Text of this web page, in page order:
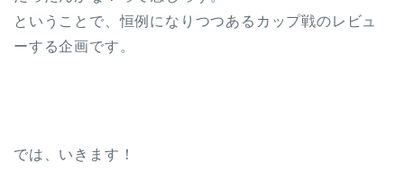
ということで、恒例になりつつあるカップ戦のレビュ
ーする企画です。
では、いきます！